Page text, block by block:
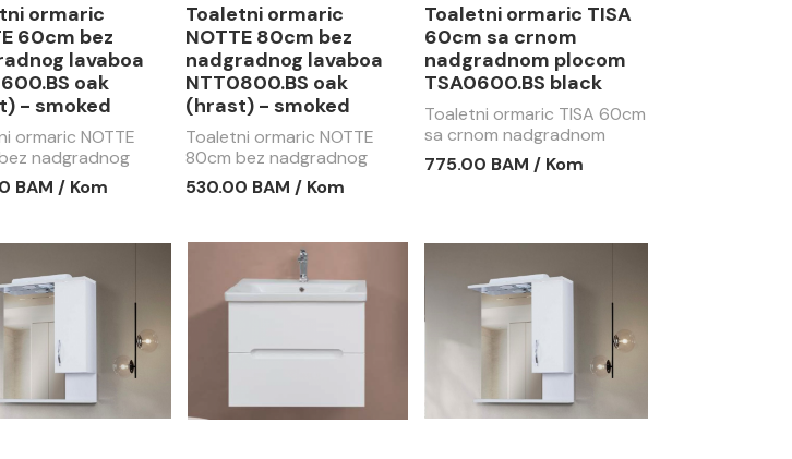
ormaric
60cm bez
lavaboa
oak
- smoked
ormaric NOTTE
nadgradnog
NTT0600.BS oak
- smoked
BAM / Kom
Toaletni ormaric
NOTTE 80cm bez
nadgradnog lavaboa
NTT0800.BS oak
(hrast) - smoked
Toaletni ormaric NOTTE
80cm bez nadgradnog
lavaboa NTT0800.BS oak
(hrast) - smoked
530.00 BAM / Kom
Toaletni ormaric TISA
60cm sa crnom
nadgradnom plocom
TSA0600.BS black
Toaletni ormaric TISA 60cm
sa crnom nadgradnom
plocom TSA0600.BS black
775.00 BAM / Kom